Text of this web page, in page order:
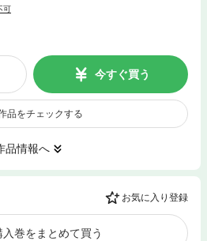
可
今すぐ買う
品をチェックする
品情報へ
お気に入り登録
入巻をまとめて買う